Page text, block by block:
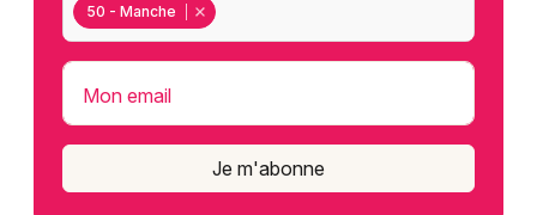
50 - Manche
Mon email
Je m'abonne